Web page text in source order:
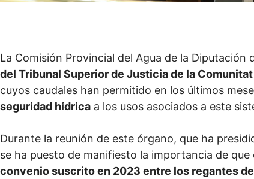
La Comisión Provincial del Agua de la
del Tribunal Superior de Justicia de la
cuyos caudales han permitido en los últimos
seguridad hídrica a los usos asociados a este
Durante la reunión de este órgano, que ha
se ha puesto de manifiesto la importancia de
convenio suscrito en 2023 entre los regantes